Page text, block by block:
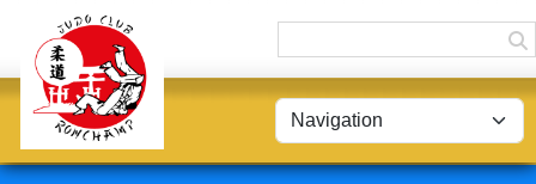
Panneau de gestion des cookies